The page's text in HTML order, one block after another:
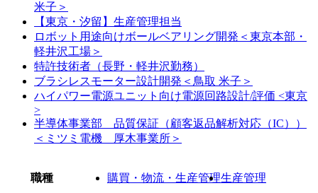
米子＞
【東京・汐留】生産管理担当
ロボット用途向けボールベアリング開発＜東京本部・
軽井沢工場＞
特許技術者（長野・軽井沢勤務）
ブラシレスモーター設計開発＜鳥取 米子＞
ハイパワー電源ユニット向け電源回路設計/評価 <東京
>
半導体事業部 品質保証（顧客返品解析対応（IC））
＜ミツミ電機 厚木事業所＞
職種 購買・物流・生産管理生産管理